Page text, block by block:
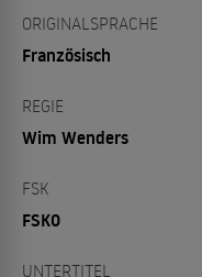
ORIGINALSPRACHE
Französisch
REGIE
Wim Wenders
FSK
FSK0
UNTERTITEL